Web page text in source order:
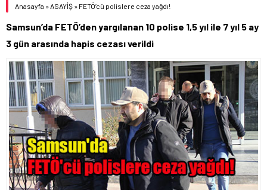
DOLAR
55,1881
Anasayfa »ASAYİŞ » FETÖ’cü polislere ceza yağdı!
Samsun’da FETÖ’den yargılanan 10 polise 1,5 yıl ile 7 yıl 5 ay
3 gün arasında hapis cezası verildi